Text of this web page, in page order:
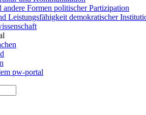
andere Formen politischer Partizipation
Leistungsfähigkeit demokratischer
pw-portal